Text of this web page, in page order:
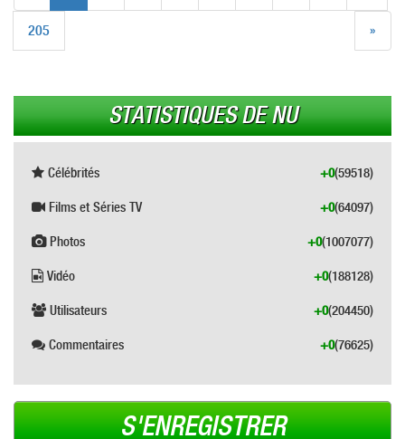
205 »
STATISTIQUES DE NU
Célébrités (59518)
+0
Films et Séries TV (64097)
+0
Photos (1007077)
+0
Vidéo (188128)
+0
Utilisateurs (204450)
+0
Commentaires (76625)
+0
S'ENREGISTRER